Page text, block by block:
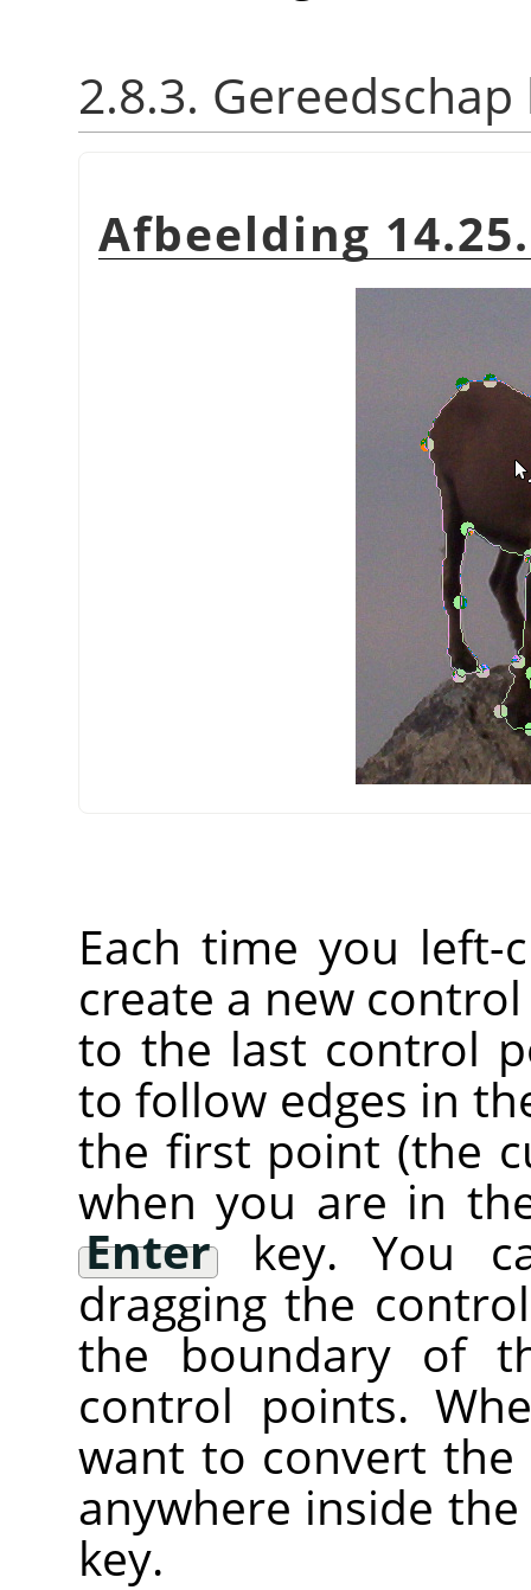
2.8.3.
Afbeelding
Each time you
create a new
to the last control
to follow edges in
the first point (the
when you are in
Enterkey. You
dragging the
the boundary of
control points.
want to convert the
anywhere inside
key.